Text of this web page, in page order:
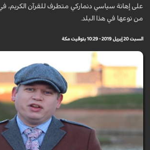
على إهانة سياسي دنماركي متطرف للقرآن الكريم، في
من نوعها في هذا البلد.
السبت 20 إبريل 2019 - 10:29 بتوقيت مكة